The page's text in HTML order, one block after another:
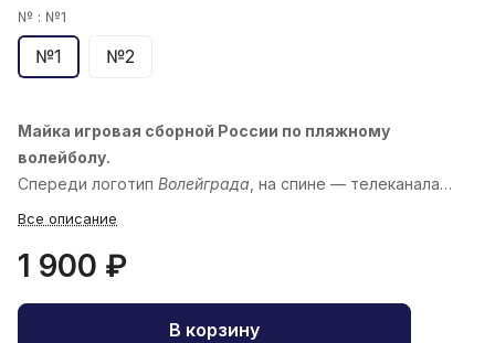
№ : №1
№1 №2
Майка игровая сборной России по пляжному
волейболу.
Спереди логотип Волейграда, на спине — телеканала
«
Все описание
1 900 ₽
В корзину